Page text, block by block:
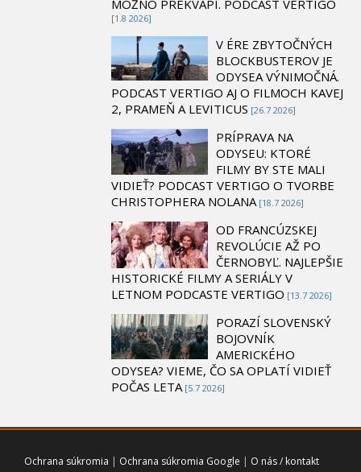
MOŽNO PREKVAPÍ. PODCAST VERTIGO
[1.8 2026]
V ÉRE ZBYTOČNÝCH
BLOCKBUSTEROV JE
ODYSEA VÝNIMOČNÁ.
PODCAST VERTIGO AJ O FILMOCH KAVEJ
2, PRAMEŇ A LEVITICUS [26.7 2026]
PRÍPRAVA NA
ODYSEU: KTORÉ
FILMY BY STE MALI
VIDIEŤ? PODCAST VERTIGO O TVORBE
CHRISTOPHERA NOLANA [18.7 2026]
OD FRANCÚZSKEJ
REVOLÚCIE AŽ PO
ČERNOBYĽ. NAJLEPŠIE
HISTORICKÉ FILMY A SERIÁLY V
LETNOM PODCASTE VERTIGO [13.7 2026]
PORAZÍ SLOVENSKÝ
BOJOVNÍK
AMERICKÉHO
ODYSEA? VIEME, ČO SA OPLATÍ VIDIEŤ
POČAS LETA [5.7 2026]
Ochrana súkromia | Ochrana súkromia Google | O nás / kontakt